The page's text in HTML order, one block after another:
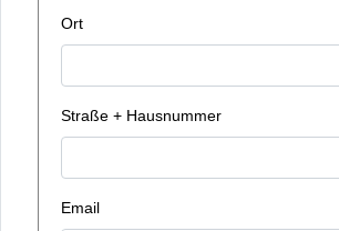
Ort
Straße + Hausnummer
Email